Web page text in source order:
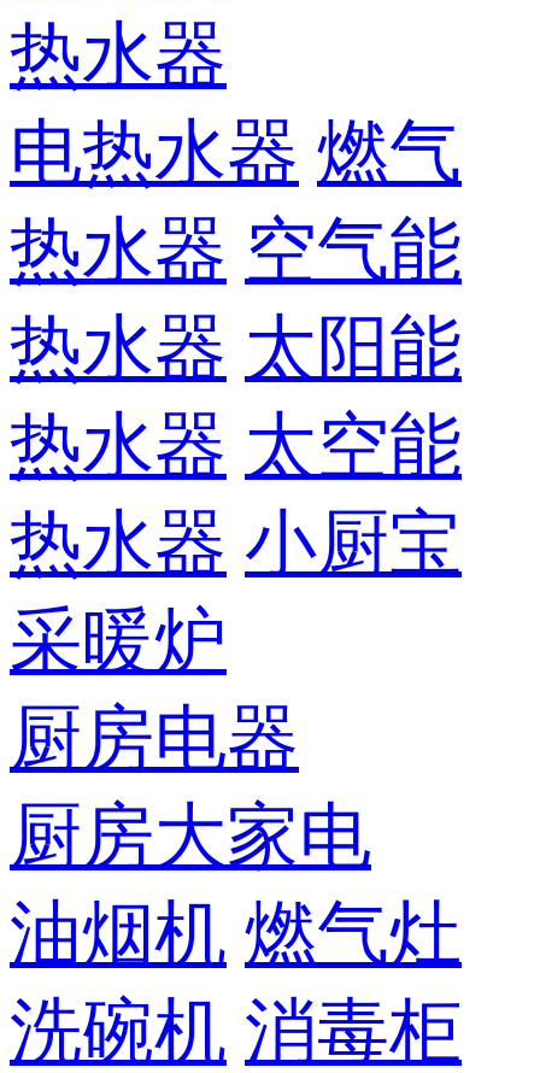
热水器
电热水器 燃气
热水器 空气能
热水器 太阳能
热水器 太空能
热水器 小厨宝
采暖炉
厨房电器
厨房大家电
油烟机 燃气灶
洗碗机 消毒柜